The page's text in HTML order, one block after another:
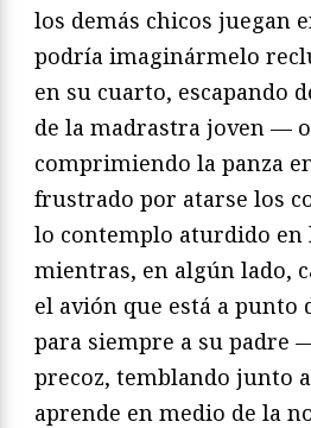
los demás chicos juegan
podría imaginármelo
en su cuarto, escapando
de la madrastra joven —
comprimiendo la panza
frustrado por atarse los
lo contemplo aturdido en
mientras, en algún lado,
el avión que está a punto
para siempre a su padre
precoz, temblando junto
aprende en medio de la